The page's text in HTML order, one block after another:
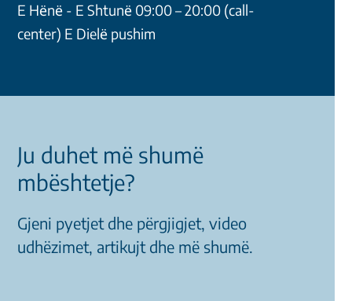
E Hёnё - E Shtunё 09:00 – 20:00 (call-
center) E Dielё pushim
Ju duhet më shumë
mbështetje?
Gjeni pyetjet dhe përgjigjet, video
udhëzimet, artikujt dhe më shumë.